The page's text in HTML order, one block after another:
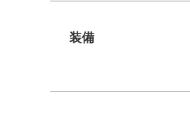
装備